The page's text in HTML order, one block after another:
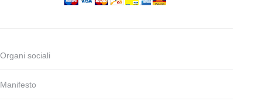
Organi sociali
Manifesto